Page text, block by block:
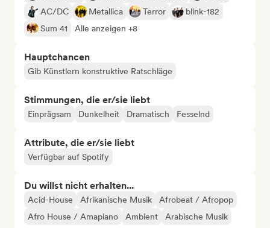
AC/DC
Metallica Terror
blink-182
Sum 41
Alle anzeigen +8
Hauptchancen
Gib Künstlern konstruktive Ratschläge
Stimmungen, die er/sie liebt
Einprägsam Dunkelheit Dramatisch Fesselnd
Attribute, die er/sie liebt
Verfügbar auf Spotify
Du willst nicht erhalten...
Acid-House Afrikanische Musik
Afrobeat / Afropop
Afro House / Amapiano
Ambient
Arabische Musik